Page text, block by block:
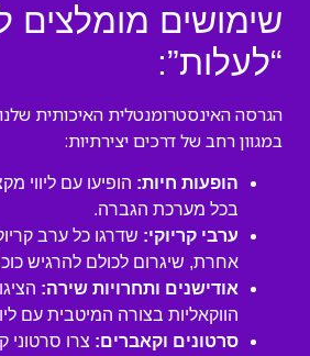
שימושים מומלצים
“לעלות”:
הגרסה האינסטרומנטלית האיכותית
במגוון רחב של דרכים יצירתיות:
הופעות חיות: הופיעו עם ליווי
בכל מערכת הגברה.
ערבי קריוקי: שדרגו כל ערב
אחרת, שיגרום לכולם להרגיש
אודישנים ותחרויות שירה:
הווקאליות בצורה המיטבית עם
סרטונים וקאברים: צרו סרטוני